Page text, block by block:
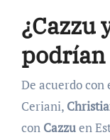
¿Cazzu
podrían
De acuerdo con
Ceriani,
conCazzuen